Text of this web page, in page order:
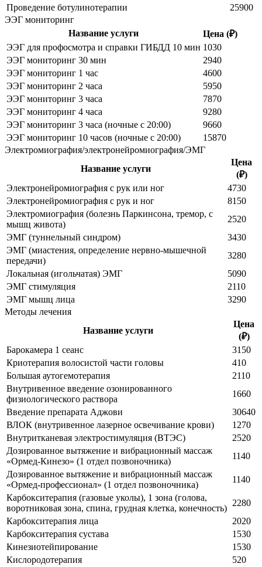
Проведение ботулинотерапии
25900
ЭЭГ мониторинг
Название услуги
Цена (₽)
ЭЭГ для профосмотра и справки ГИБДД 10 мин 1030
ЭЭГ мониторинг 30 мин
2940
ЭЭГ мониторинг 1 час
4600
ЭЭГ мониторинг 2 часа
5950
ЭЭГ мониторинг 3 часа
7870
ЭЭГ мониторинг 4 часа
9280
ЭЭГ мониторинг 3 часа (ночные с 20:00)
9660
ЭЭГ мониторинг 10 часов (ночные с 20:00)
15870
Электромиография/электронейромиография/ЭМГ
Название услуги
Цена
(₽)
Электронейромиография с рук или ног
4730
Электронейромиография с рук и ног
8150
Электромиография (болезнь Паркинсона, тремор, с
мышц живота)
2520
ЭМГ (туннельный синдром)
3430
ЭМГ (миастения, определение нервно-мышечной
передачи)
3280
Локальная (игольчатая) ЭМГ
5090
ЭМГ стимуляция
2110
ЭМГ мышц лица
3290
Методы лечения
Название услуги
Цена
(₽)
Барокамера 1 сеанс
3150
Криотерапия волосистой части головы
410
Большая аутогемотерапия
2110
Внутривенное введение озонированного
физиологического раствора
1660
Введение препарата Аджови
30640
ВЛОК (внутривенное лазерное освечивание крови)
1270
Внутритканевая электростимуляция (ВТЭС)
2520
Дозированное вытяжение и вибрационный массаж
«Ормед-Кинезо» (1 отдел позвоночника)
1140
Дозированное вытяжение и вибрационный массаж
«Ормед-профессионал» (1 отдел позвоночника)
1140
Карбокситерапия (газовые уколы), 1 зона (голова,
воротниковая зона, спина, грудная клетка, конечность)
2280
Карбокситерапия лица
2020
Карбокситерапия сустава
1530
Кинезиотейпирование
1530
Кислородотерапия
520